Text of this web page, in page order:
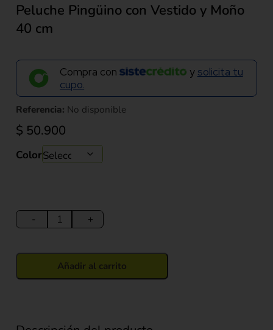
Peluche Pingüino con Vestido y Moño
40 cm
Compra con y solicita tu
cupo.
Referencia: No disponible
$ 50.900
Color
-
Pingüino
con
Moño
+
Añadir al carrito